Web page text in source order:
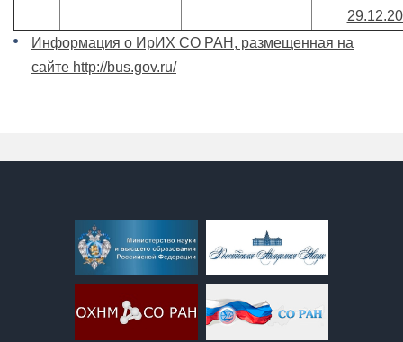
Информация о ИрИХ СО РАН, размещенная на
сайте http://bus.gov.ru/